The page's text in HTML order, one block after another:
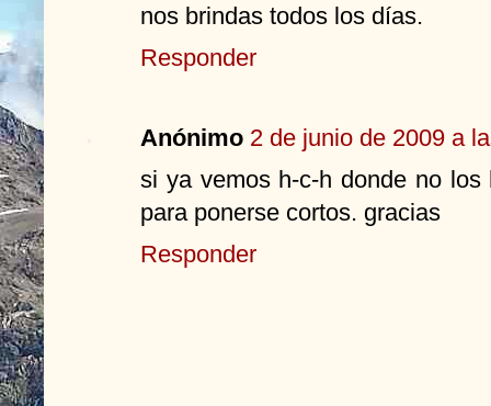
nos brindas todos los días.
Responder
Anónimo 2 de junio de 2009 a
si ya vemos h-c-h donde no
para ponerse cortos. gracias
Responder